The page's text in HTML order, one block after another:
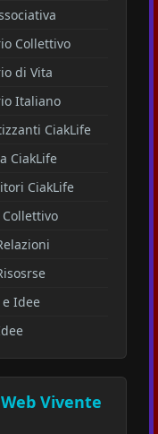
Collettivo
di Vita
Italiano
CiakLife
CiakLife
CiakLife
Collettivo
Idee
Vivente